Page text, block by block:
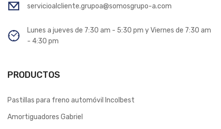
servicioalcliente.grupoa@somosgrupo-a.com
Lunes a jueves de 7:30 am - 5:30 pm y Viernes de 7:30 am
- 4:30 pm
PRODUCTOS
Pastillas para freno automóvil Incolbest
Amortiguadores Gabriel